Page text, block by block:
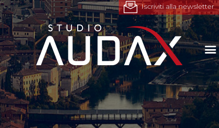
Iscriviti alla newsletter